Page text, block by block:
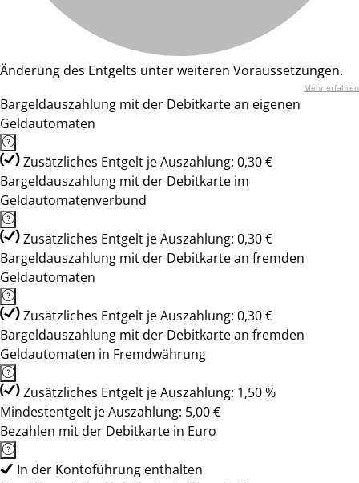
Änderung des Entgelts unter weiteren Voraussetzungen.
Mehr erfahren
Bargeldauszahlung mit der Debitkarte an eigenen
Geldautomaten
Zusätzliches Entgelt je Auszahlung: 0,30 €
Bargeldauszahlung mit der Debitkarte im
Geldautomatenverbund
Zusätzliches Entgelt je Auszahlung: 0,30 €
Bargeldauszahlung mit der Debitkarte an fremden
Geldautomaten
Zusätzliches Entgelt je Auszahlung: 0,30 €
Bargeldauszahlung mit der Debitkarte an fremden
Geldautomaten in Fremdwährung
Zusätzliches Entgelt je Auszahlung: 1,50 %
Mindestentgelt je Auszahlung: 5,00 €
Bezahlen mit der Debitkarte in Euro
In der Kontoführung enthalten